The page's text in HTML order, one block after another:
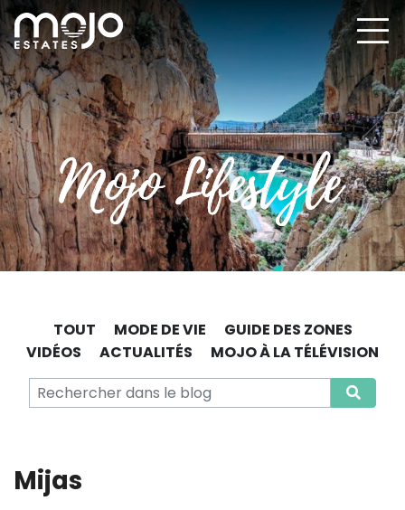
TOUT MODE DE VIE
GUIDE DES ZONES
VIDÉOS
ACTUALITÉS MOJO À LA TÉLÉVISION
Mijas